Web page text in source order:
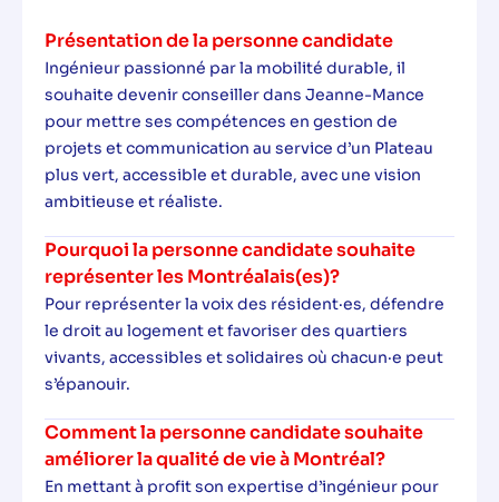
Présentation de la personne candidate
Ingénieur passionné par la mobilité durable, il
souhaite devenir conseiller dans Jeanne-Mance
pour mettre ses compétences en gestion de
projets et communication au service d’un Plateau
plus vert, accessible et durable, avec une vision
ambitieuse et réaliste.
Pourquoi la personne candidate souhaite
représenter les Montréalais(es)?
Pour représenter la voix des résident·es, défendre
le droit au logement et favoriser des quartiers
vivants, accessibles et solidaires où chacun·e peut
s’épanouir.
Comment la personne candidate souhaite
améliorer la qualité de vie à Montréal?
En mettant à profit son expertise d’ingénieur pour